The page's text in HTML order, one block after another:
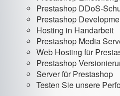
Prestashop DDoS-
Prestashop
Hosting in Handarbeit
Prestashop Media
Web Hosting für
Prestashop
Server für Prestashop
Testen Sie unsere